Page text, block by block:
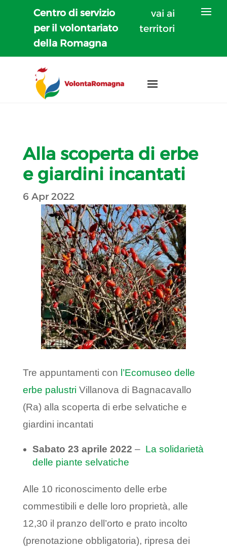
Centro di servizio
per il volontariato
della Romagna
vai ai
territori
Alla scoperta di erbe
e giardini incantati
6 Apr 2022
Tre appuntamenti con l’Ecomuseo delle
erbe palustri Villanova di Bagnacavallo
(Ra) alla scoperta di erbe selvatiche e
giardini incantati
Sabato 23 aprile 2022 – La solidarietà
delle piante selvatiche
Alle 10 riconoscimento delle erbe
commestibili e delle loro proprietà, alle
12,30 il pranzo dell’orto e prato incolto
(prenotazione obbligatoria), ripresa dei